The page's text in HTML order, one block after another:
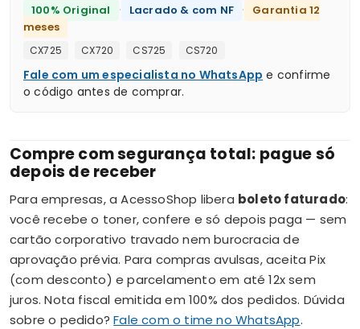
100% Original · Lacrado & com NF ·
Garantia 12
meses
CX725 CX720 CS725 CS720
Fale com um especialista no WhatsApp e confirme
o código antes de comprar.
Compre com segurança total: pague só
depois de receber
Para empresas, a AcessoShop libera boleto faturado:
você recebe o toner, confere e só depois paga — sem
cartão corporativo travado nem burocracia de
aprovação prévia. Para compras avulsas, aceita Pix
(com desconto) e parcelamento em até 12x sem
juros. Nota fiscal emitida em 100% dos pedidos. Dúvida
sobre o pedido?Fale com o time no WhatsApp.